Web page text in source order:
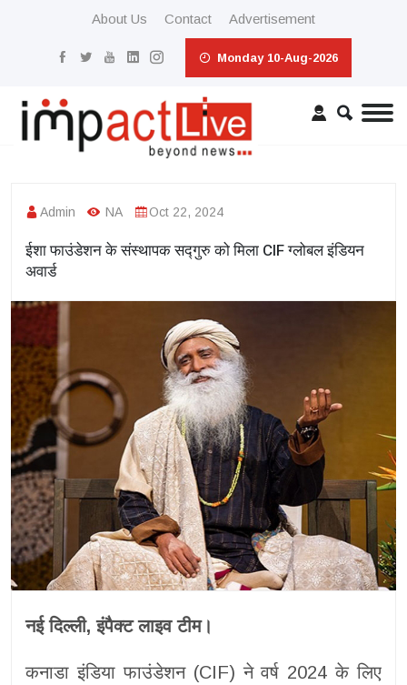
About Us Contact Advertisement
Monday 10-Aug-2026
Admin NA Oct 22, 2024
ईशा फाउंडेशन के संस्थापक सद्गुरु को मिला CIF ग्लोबल इंडियन
अवार्ड
नई दिल्ली, इंपैक्ट लाइव टीम।
कनाडा इंडिया फाउंडेशन (CIF) ने वर्ष 2024 के लिए